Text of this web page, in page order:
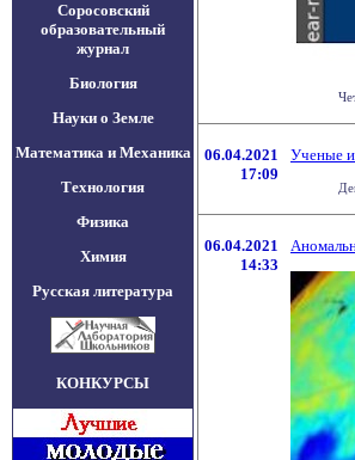
Соросовский
образовательный
журнал
Биология
Науки о Земле
Математика и Механика
Технология
Физика
Химия
Русская литература
КОНКУРСЫ
06.04.2021
17:09
Ученые
06.04.2021
14:33